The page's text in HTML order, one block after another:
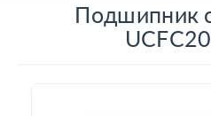
Подшипник